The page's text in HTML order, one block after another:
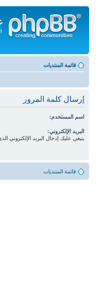
المحتويات
قائمة المنتديات
إرسال كلمة المرور
اسم المستخدم:
البريد الإلكتروني:
ينبغي عليك إدخال البريد الإلكتروني
قائمة المنتديات